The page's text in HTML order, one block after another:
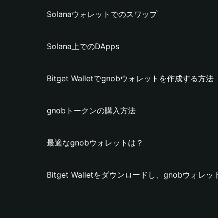
Solanaウォレットでのスワップ
Solana上でのDApps
Bitget Walletでgnobウォレットを作成する方法
gnobトークンの購入方法
最適なgnobウォレットは？
Bitget Walletをダウンロードし、gnobウォレッ